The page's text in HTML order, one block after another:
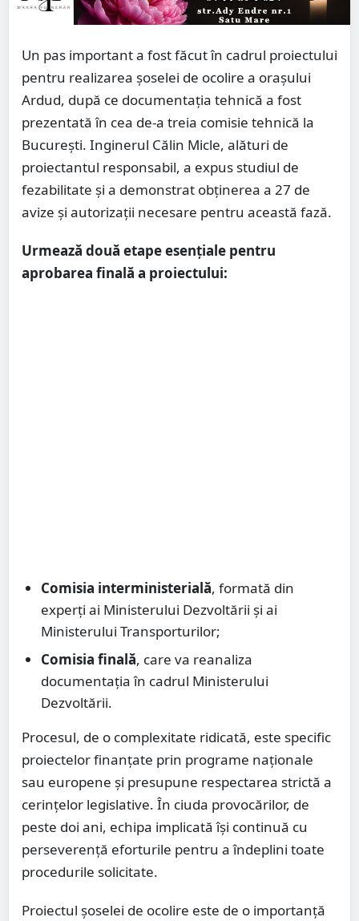
Un pas important a fost făcut în cadrul proiectului
pentru realizarea șoselei de ocolire a orașului
Ardud, după ce documentația tehnică a fost
prezentată în cea de-a treia comisie tehnică la
București. Inginerul Călin Micle, alături de
proiectantul responsabil, a expus studiul de
fezabilitate și a demonstrat obținerea a 27 de
avize și autorizații necesare pentru această fază.
Urmează două etape esențiale pentru
aprobarea finală a proiectului:
Comisia interministerială, formată din
experți ai Ministerului Dezvoltării și ai
Ministerului Transporturilor;
Comisia finală, care va reanaliza
documentația în cadrul Ministerului
Dezvoltării.
Procesul, de o complexitate ridicată, este specific
proiectelor finanțate prin programe naționale
sau europene și presupune respectarea strictă a
cerințelor legislative. În ciuda provocărilor, de
peste doi ani, echipa implicată își continuă cu
perseverență eforturile pentru a îndeplini toate
procedurile solicitate.
Proiectul șoselei de ocolire este de o importanță